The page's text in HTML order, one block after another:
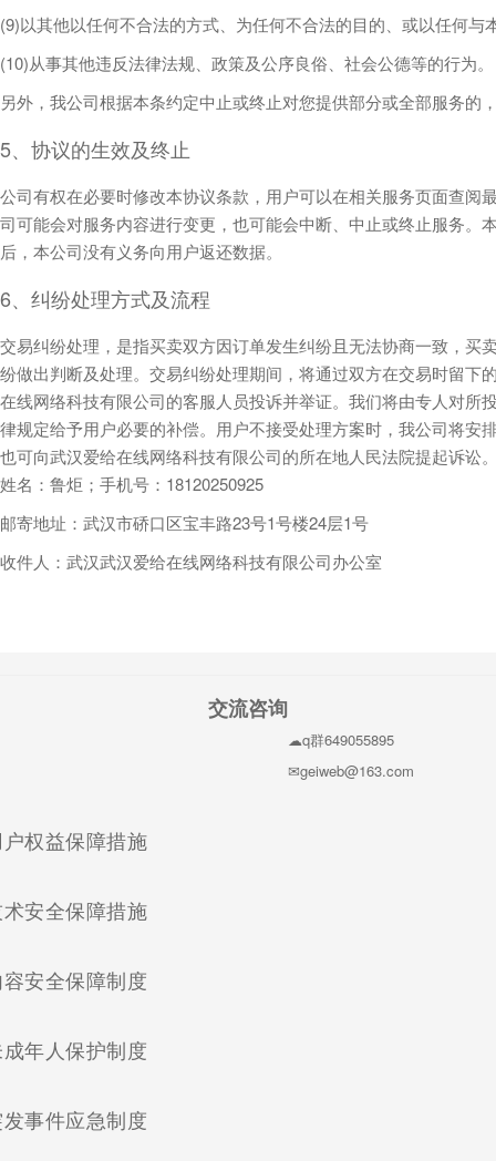
(9)以其他以任何不合法的方式、为任何不合法的目的、或以任何与
(10)从事其他违反法律法规、政策及公序良俗、社会公德等的行为。
另外，我公司根据本条约定中止或终止对您提供部分或全部服务的
5、协议的生效及终止
公司有权在必要时修改本协议条款，用户可以在相关服务页面查
司可能会对服务内容进行变更，也可能会中断、中止或终止服务
后，本公司没有义务向用户返还数据。
6、纠纷处理方式及流程
交易纠纷处理，是指买卖双方因订单发生纠纷且无法协商一致，买
纷做出判断及处理。交易纠纷处理期间，将通过双方在交易时留
在线网络科技有限公司的客服人员投诉并举证。我们将由专人对
律规定给予用户必要的补偿。用户不接受处理方案时，我公司将
也可向武汉爱给在线网络科技有限公司的所在地人民法院提起诉讼
姓名：鲁炬；手机号：18120250925
邮寄地址：武汉市硚口区宝丰路23号1号楼24层1号
收件人：武汉武汉爱给在线网络科技有限公司办公室
交流咨询
q群649055895
geiweb@163.com
权益保障措施(current)
安全保障措施(current)
安全保障制度
年人保护制度
事件应急制度